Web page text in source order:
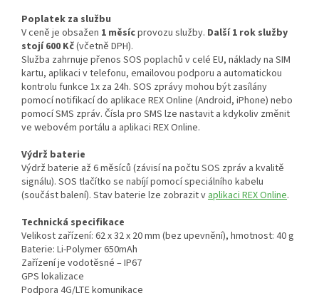
Poplatek za službu
V ceně je obsažen 1 měsícprovozu služby. Další 1 rok služby
stojí 600 Kč(včetně DPH).
Služba zahrnuje přenos SOS poplachů v celé EU, náklady na SIM
kartu, aplikaci v telefonu, emailovou podporu a automatickou
kontrolu funkce 1x za 24h. SOS zprávy mohou být zasílány
pomocí notifikací do aplikace REX Online (Android, iPhone) nebo
pomocí SMS zpráv. Čísla pro SMS lze nastavit a kdykoliv změnit
ve webovém portálu a aplikaci REX Online.
Výdrž baterie
Výdrž baterie až 6 měsíců (závisí na počtu SOS zpráv a kvalitě
signálu). SOS tlačítko se nabíjí pomocí speciálního kabelu
(součást balení). Stav baterie lze zobrazit v aplikaci REX Online.
Technická specifikace
Velikost zařízení: 62 x 32 x 20 mm (bez upevnění), hmotnost: 40 g
Baterie: Li-Polymer 650mAh
Zařízení je vodotěsné – IP67
GPS lokalizace
Podpora 4G/LTE komunikace